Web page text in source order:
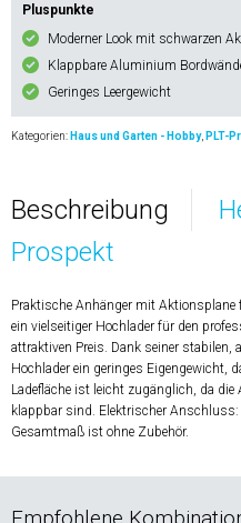
Pluspunkte
Moderner Look mit schwarzen
Klappbare Aluminium
Geringes Leergewicht
Kategorien: Haus und Garten - Hobby, PLT-
Beschreibung
Prospekt
Praktische Anhänger mit Aktionsplane
ein vielseitiger Hochlader für den
attraktiven Preis. Dank seiner stabilen,
Hochlader ein geringes Eigengewicht,
Ladefläche ist leicht zugänglich, da
klappbar sind. Elektrischer Anschluss:
Gesamtmaß ist ohne Zubehör.
Empfohlene